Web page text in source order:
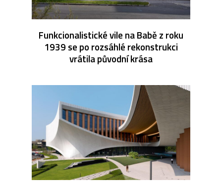
Funkcionalistické vile na Babě z roku
1939 se po rozsáhlé rekonstrukci
vrátila původní krása